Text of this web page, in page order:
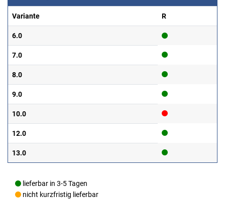
Variante R
6.0
7.0
8.0
9.0
10.0
12.0
13.0
lieferbar in 3-5 Tagen
nicht kurzfristig lieferbar